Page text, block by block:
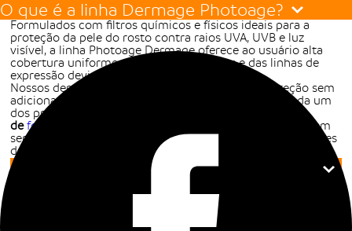
O que é a linha Dermage Photoage?
Formulados com filtros químicos e físicos ideais para a
proteção da pele do rosto contra raios UVA, UVB e luz
visível, a linha Photoage Dermage oferece ao usuário alta
cobertura uniforme e a redução de poros e das linhas de
expressão devido a sua textura fluida e seca.
Nossos dermocosméticos também oferecem proteção sem
adicionar resíduo esbranquiçado e textura à pele. Cada um
dos produtos
de fotoproteção
. E por serem ótimos filtros solares podem
ser usados na rotina de skincare diária, de preferência antes
da exposição solar.
Quais os benefícios da linha Photoage?
Photage oferece uma série de benefícios à pele do rosto.
Além da máxima proteção, você também encontra nos
dermocosméticos os seguintes atributos: